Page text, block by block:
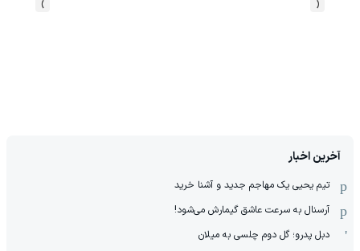
آخرین اخبار
تیم یحیی یک مهاجم جدید و آشنا خرید
آرسنال به سرعت عاشق گیمارش می‌شود!
دبل پدرو؛ گل دوم چلسی به میلان